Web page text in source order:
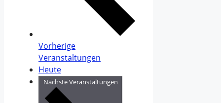
Vorherige
Veranstaltungen
Heute
NächsteVeranstaltungen